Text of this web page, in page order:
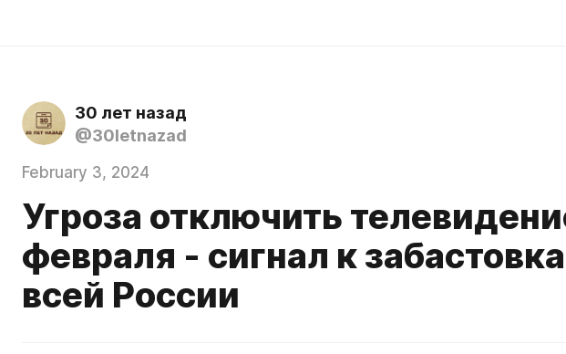
30 лет назад
@30letnazad
February 3, 2024
Угроза отключить
февраля - сигнал к
всей России